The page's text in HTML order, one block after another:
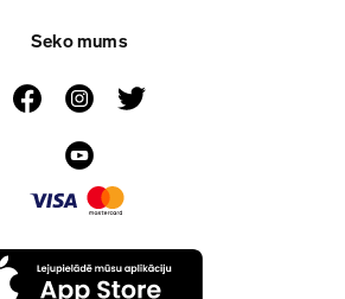
Seko mums